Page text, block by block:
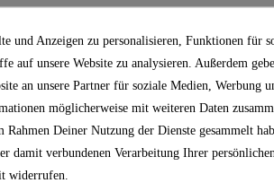
und Anzeigen zu personalisieren, Funktionen für
auf unsere Website zu analysieren. Außerdem
an unsere Partner für soziale Medien, Werbung
möglicherweise mit weiteren Daten
Rahmen Deiner Nutzung der Dienste gesammelt
damit verbundenen Verarbeitung Ihrer
widerrufen.